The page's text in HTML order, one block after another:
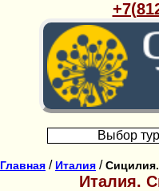
Выбор
Главная / Италия /
Италия.